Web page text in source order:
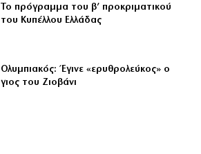
Το πρόγραμμα του β’ προκριματικού
του Κυπέλλου Ελλάδας
Ολυμπιακός: Έγινε «ερυθρολεύκος» ο
γιος του Ζιοβάνι